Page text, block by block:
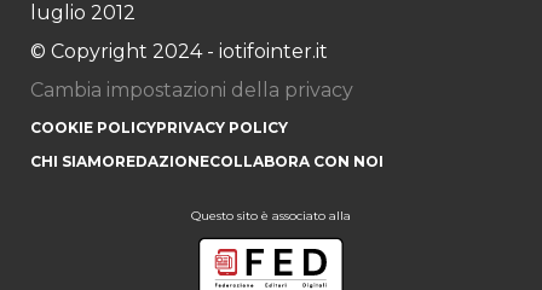
luglio 2012
© Copyright 2024 - iotifointer.it
Cambia impostazioni della privacy
COOKIE POLICYPRIVACY POLICY
CHI SIAMOREDAZIONECOLLABORA CON NOI
Questo sito è associato alla